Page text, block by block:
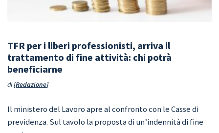
TFR per i liberi professionisti, arriva il
trattamento di fine attività: chi potrà
beneficiarne
di Redazione
Il ministero del Lavoro apre al confronto con le Casse di
previdenza. Sul tavolo la proposta di un’indennità di fine